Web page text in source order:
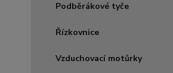
Podběrákové tyče
Řízkovnice
Vzduchovací motůrky